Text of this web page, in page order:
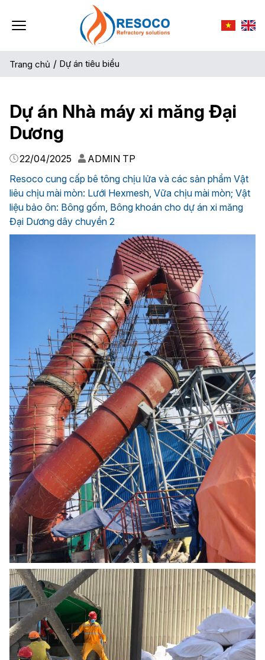
Trang chủ / Dự án tiêu biểu
Dự án Nhà máy xi măng Đại
Dương
22/04/2025
ADMIN TP
Resoco cung cấp bê tông chịu lửa và các sản phẩm Vật
liêu chịu mài mòn: Lưới Hexmesh, Vữa chịu mài mòn; Vật
liệu bảo ôn: Bông gốm, Bông khoán cho dự án xi măng
Đại Dương dây chuyền 2